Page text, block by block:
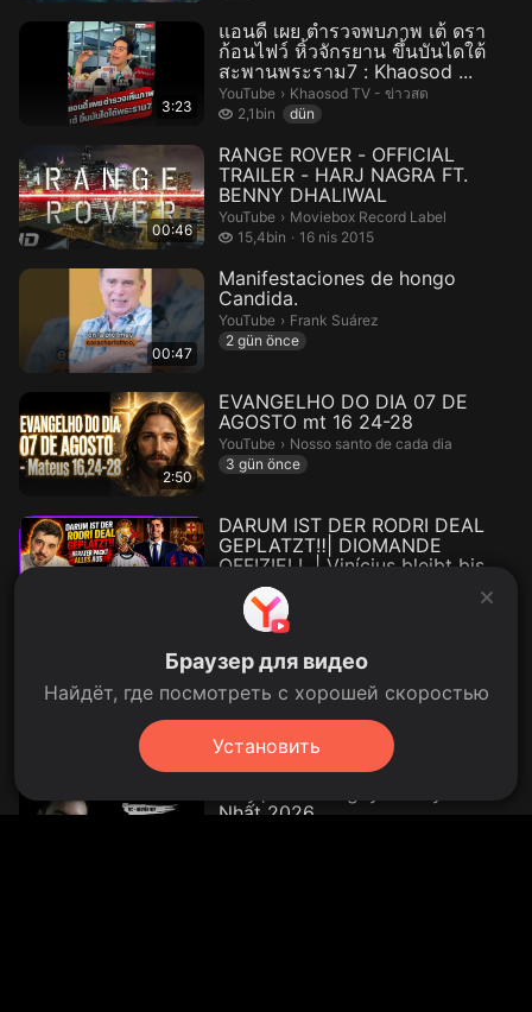
3:23
แอนดี้ เผย ตำรวจพบภาพ เต้ ดรา
ก้อนไฟว์ หิ้วจักรยาน ขึ้นบันไดใต้
สะพานพระราม7 : Khaosod ...
YouTube › Khaosod TV - ข่าวสด.
Khaosod TV - ข่าวสด
2,1bin
2,1 bin izleme
dün
00:46
RANGE ROVER - OFFICIAL
TRAILER - HARJ NAGRA FT.
BENNY DHALIWAL
YouTube › Moviebox Record Label.
Moviebox Record Label
15,4bin
15,4 bin izleme16 nis 2015
00:47
Manifestaciones de hongo
Candida.
YouTube › Frank Suárez.
Frank Suárez
2 gün önce
2:50
EVANGELHO DO DIA 07 DE
AGOSTO mt 16 24-28
YouTube › Nosso santo de cada dia.
Nosso santo de cada dia
3 gün önce
DARUM IST DER RODRI DEAL
GEPLATZT‼| DIOMANDE
OFFIZIELL | Vinícius bleibt bis
2032‼
YouTube ›
5,3bin
5,3 bin izleme
00:15
第6弾 バーサーカー編
YouTube › 【公式】Fate/Grand Order チャンネ
【公式】Fate/Grand Order チャンネル
342,2 bin izleme
TRUYỆN MA OÁN TÌNH: Radio
Nhất 2026
Браузер для видео
Найдёт, где посмотреть с хорошей скоростью
Установить